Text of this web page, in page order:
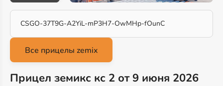
CSGO-37T9G-A2YiL-mP3H7-OwMHp-fOunC
Прицел земикс кс 2 от 9 июня 2026